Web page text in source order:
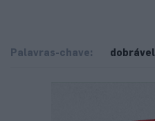
Palavras-chave: dobrável